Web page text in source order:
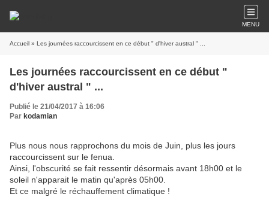
MENU
Accueil » Les journées raccourcissent en ce début " d'hiver austral " ...
Les journées raccourcissent en ce début "
d'hiver austral " ...
Publié le 21/04/2017 à 16:06
Par kodamian
Plus nous nous rapprochons du mois de Juin, plus les jours
raccourcissent sur le fenua.
Ainsi, l'obscurité se fait ressentir désormais avant 18h00 et le
soleil n'apparait le matin qu'après 05h00.
Et ce malgré le réchauffement climatique !